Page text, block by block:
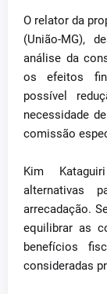
O relator da
(União-MG),
análise da
os efeitos
possível
necessidade
comissão
Kim
alternativas
arrecadação.
equilibrar as
benefícios
consideradas